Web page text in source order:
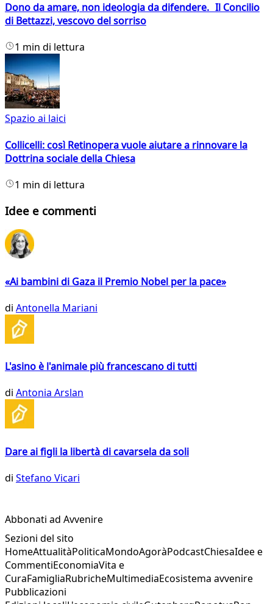
Dono da amare, non ideologia da difendere. Il Concilio
di Bettazzi, vescovo del sorriso
1 min di lettura
Spazio ai laici
Collicelli: così Retinopera vuole aiutare a rinnovare la
Dottrina sociale della Chiesa
1 min di lettura
Idee e commenti
«Ai bambini di Gaza il Premio Nobel per la pace»
di Antonella Mariani
L'asino è l'animale più francescano di tutti
di Antonia Arslan
Dare ai figli la libertà di cavarsela da soli
di Stefano Vicari
Abbonati ad Avvenire
Sezioni del sito
HomeAttualitàPoliticaMondoAgoràPodcastChiesaIdee e
CommentiEconomiaVita e
CuraFamigliaRubricheMultimediaEcosistema avvenire
Pubblicazioni